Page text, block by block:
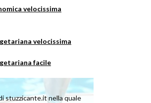
velocissima
velocissima
facile
stuzzicante.it nella quale